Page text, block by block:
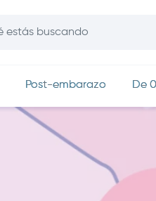
Post-embarazo De